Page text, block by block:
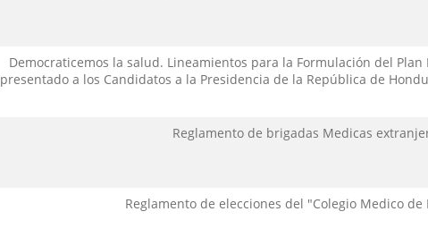
Democraticemos la salud. Lineamientos para la Formulación del Plan
presentado a los Candidatos a la Presidencia de la República de
Reglamento de brigadas Medicas
Reglamento de elecciones del "Colegio Medico de